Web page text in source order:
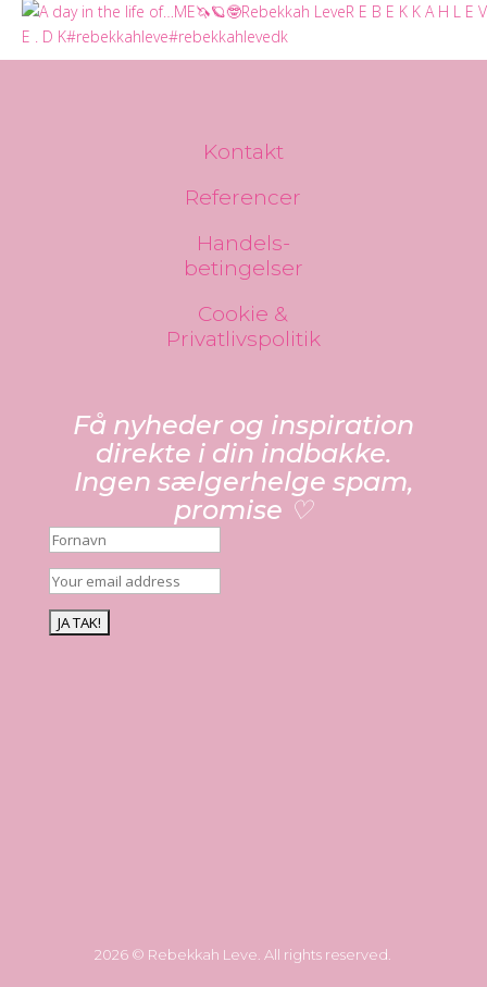
Kontakt
Referencer
Handels-
betingelser
Cookie &
Privatlivspolitik
Få nyheder og inspiration
direkte i din indbakke.
Ingen sælgerhelge spam,
promise ♡
2026 © Rebekkah Leve. All rights reserved.